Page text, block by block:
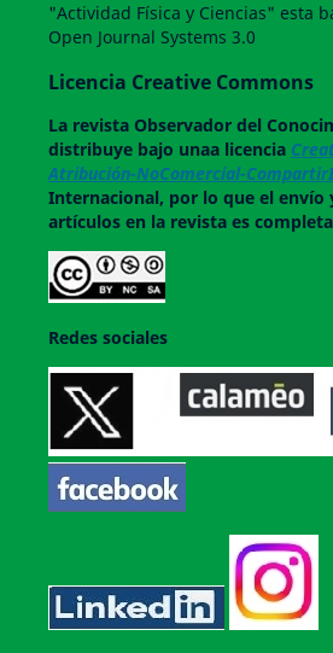
"Actividad Física y Ciencias" esta
Open Journal Systems 3.0
Licencia Creative Commons
La revistaObservador del
distribuye bajo unaa licencia
Atribución-NoComercial-
Internacional, por lo que el envío
artículos en la revista es
Redes sociales